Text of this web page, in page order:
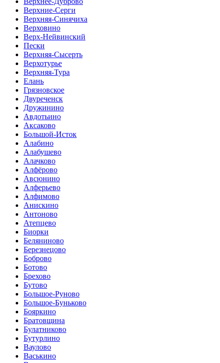
Верхние-Серги
Верхняя-Синячиха
Верховино
Верх-Нейвинский
Пески
Верхняя-Сысерть
Верхотурье
Верхняя-Тура
Елань
Грязновское
Двуреченск
Дружинино
Авдотьино
Аксаково
Большой-Исток
Алабино
Алабушево
Алачково
Алфёрово
Авсюнино
Алферьево
Алфимово
Анискино
Антоново
Атепцево
Биорки
Беляниново
Березнецово
Боброво
Ботово
Брехово
Бутово
Большое-Руново
Большое-Буньково
Бояркино
Братовщина
Булатниково
Бутурлино
Ваулово
Васькино